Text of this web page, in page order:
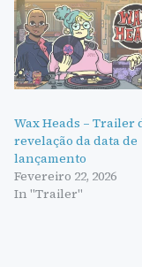
Wax Heads – Trailer
revelação da data de
lançamento
Fevereiro 22, 2026
In "Trailer"